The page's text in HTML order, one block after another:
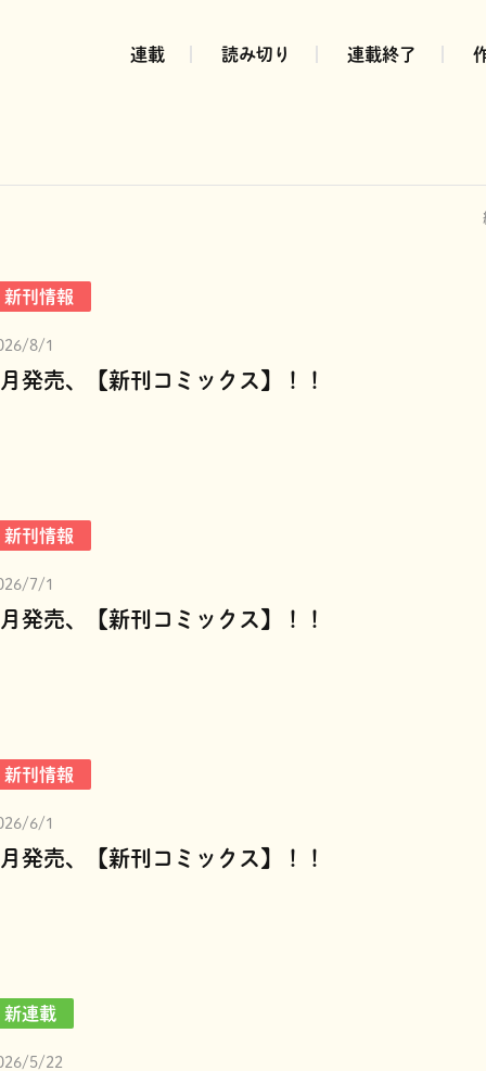
連載 読み切り 連載終了
新刊情報
8/1
発売、【新刊コミックス】！！
新刊情報
7/1
発売、【新刊コミックス】！！
新刊情報
6/1
発売、【新刊コミックス】！！
新連載
5/22